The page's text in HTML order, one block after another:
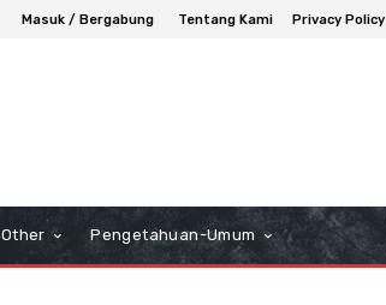
Masuk / Bergabung Tentang Kami Privacy Policy
Other Pengetahuan-Umum